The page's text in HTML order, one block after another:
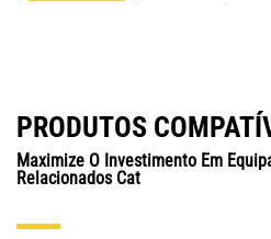
PRODUTOS
Maximize O Investimento Em
Relacionados Cat